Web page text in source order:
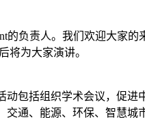
的负责人。我们欢迎大家的
将为大家演讲。
动包括组织学术会议，促进
交通、能源、环保、智慧城